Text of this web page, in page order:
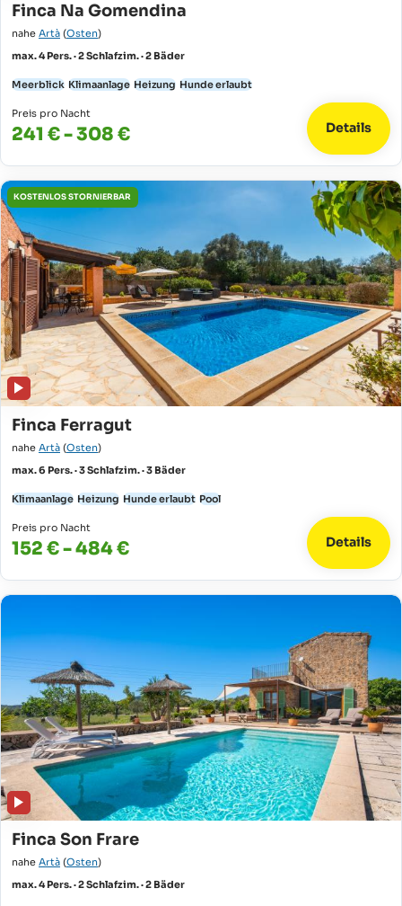
Finca Na Gomendina
nahe Artà (Osten)
max. 4 Pers. · 2 Schlafzim. · 2 Bäder
Meerblick Klimaanlage Heizung Hunde erlaubt
Preis pro Nacht
241 € - 308 € Details
KOSTENLOS STORNIERBAR
Finca Ferragut
nahe Artà (Osten)
max. 6 Pers. · 3 Schlafzim. · 3 Bäder
Klimaanlage Heizung Hunde erlaubt Pool
Preis pro Nacht
152 € - 484 € Details
Finca Son Frare
nahe Artà (Osten)
max. 4 Pers. · 2 Schlafzim. · 2 Bäder